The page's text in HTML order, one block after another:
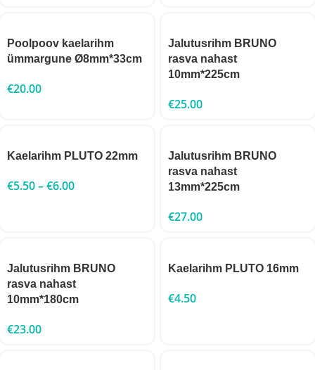
Poolpoov kaelarihm
ümmargune Ø8mm*33cm
€20.00
Jalutusrihm BRUNO
rasva nahast
10mm*225cm
€25.00
Kaelarihm PLUTO 22mm
€5.50–€6.00
Jalutusrihm BRUNO
rasva nahast
13mm*225cm
€27.00
Jalutusrihm BRUNO
rasva nahast
10mm*180cm
€23.00
Kaelarihm PLUTO 16mm
€4.50